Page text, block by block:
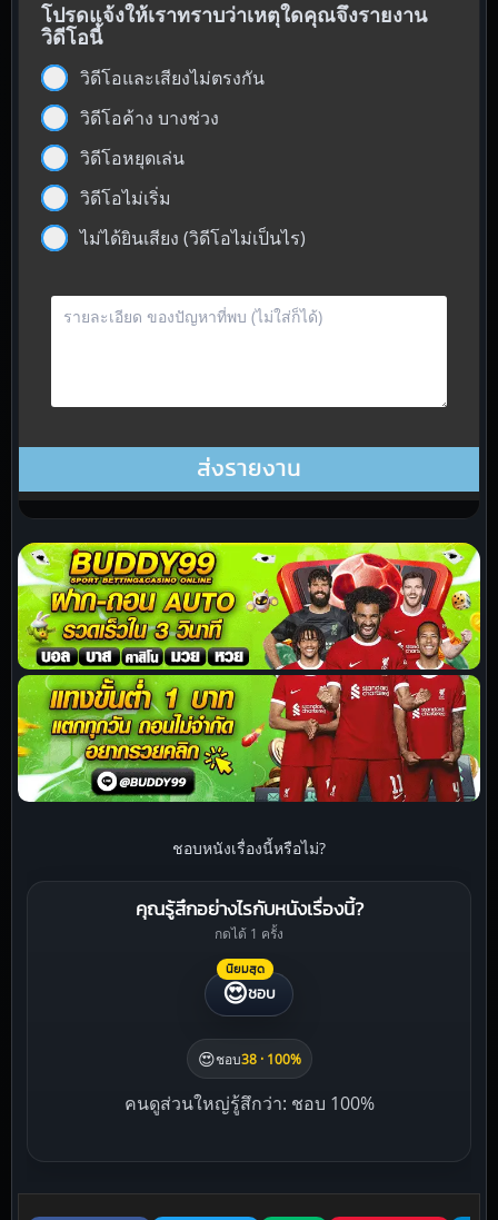
โปรดแจ้งให้เราทราบว่าเหตุใดคุณจึงรายงาน
วิดีโอนี้
วิดีโอและเสียงไม่ตรงกัน
วิดีโอค้าง บางช่วง
วิดีโอหยุดเล่น
วิดีโอไม่เริ่ม
ไม่ได้ยินเสียง (วิดีโอไม่เป็นไร)
ชอบหนังเรื่องนี้หรือไม่?
คุณรู้สึกอย่างไรกับหนังเรื่องนี้?
กดได้ 1 ครั้ง
นิยมสุด
😍ชอบ
😍ชอบ38 · 100%
คนดูส่วนใหญ่รู้สึกว่า: ชอบ 100%
Liked this